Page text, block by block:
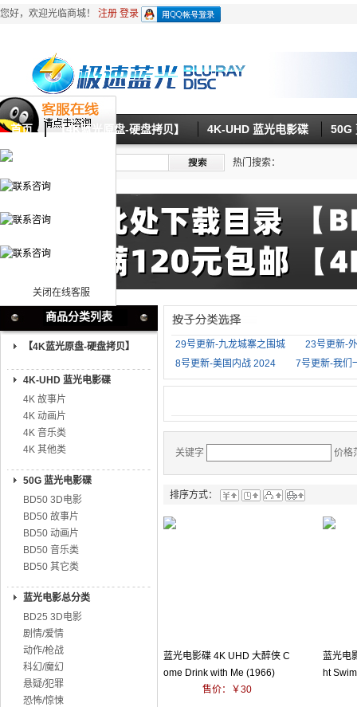
关闭在线客服
您好，欢迎光临商城！ 注册 登录
首页 【4K蓝光原盘-硬盘拷贝】 4K-UHD 蓝光电影碟 50G
热门搜索：
商品分类列表
【4K蓝光原盘-硬盘拷贝】
4K-UHD 蓝光电影碟
4K 故事片
4K 动画片
4K 音乐类
4K 其他类
50G 蓝光电影碟
BD50 3D电影
BD50 故事片
BD50 动画片
BD50 音乐类
BD50 其它类
蓝光电影总分类
BD25 3D电影
剧情/爱情
动作/枪战
科幻/魔幻
悬疑/犯罪
恐怖/惊悚
29号更新-九龙城寨之围城
23号更新-
8号更新-美国内战 2024
7号更新-我们
关键字 价格
排序方式：
蓝光电影碟 4K UHD 大醉侠 C
ome Drink with Me (1966)
售价：￥30
蓝光电
ht